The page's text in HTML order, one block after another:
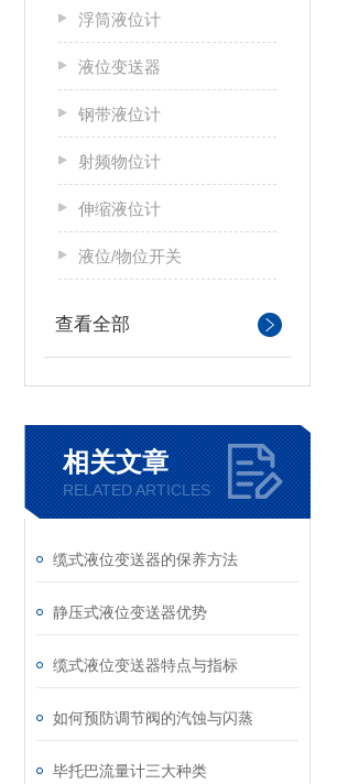
浮筒液位计
液位变送器
钢带液位计
射频物位计
伸缩液位计
液位/物位开关
查看全部
相关文章
RELATED ARTICLES
缆式液位变送器的保养方法
静压式液位变送器优势
缆式液位变送器特点与指标
如何预防调节阀的汽蚀与闪蒸
毕托巴流量计三大种类